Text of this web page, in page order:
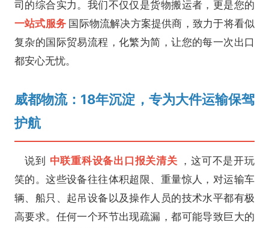
司的综合实力。我们不仅仅是货物搬运者，更是您的
一站式服务 国际物流解决方案提供商，致力于将看似
复杂的国际贸易流程，化繁为简，让您的每一次出口
都安心无忧。
威都物流：18年沉淀，专为大件运输保驾
护航
说到 中联重科设备出口报关清关 ，这可不是开玩
笑的。这些设备往往体积超限、重量惊人，对运输车
辆、船只、起吊设备以及操作人员的技术水平都有极
高要求。任何一个环节出现疏漏，都可能导致巨大的